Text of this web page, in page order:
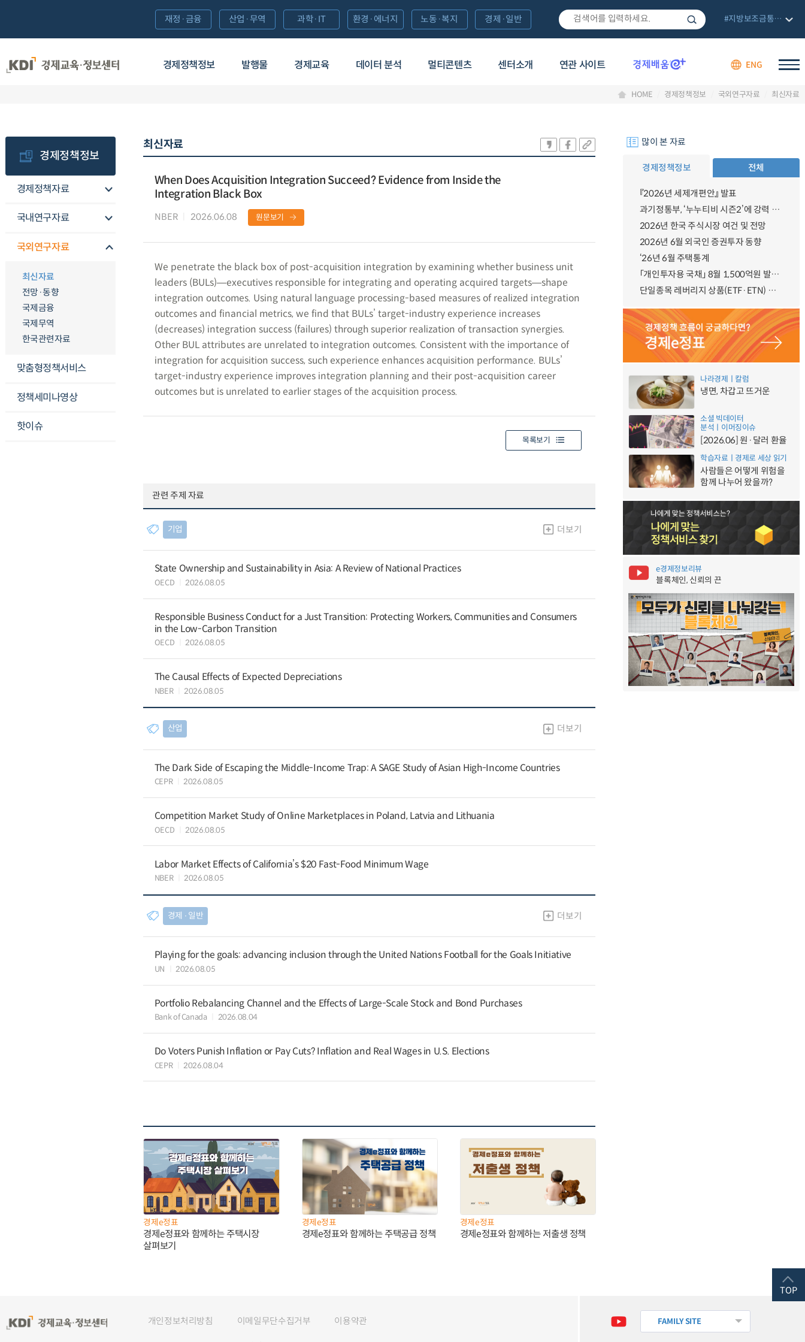
경제정책정보 발행물 경제교육 데이터 분석 멀티콘텐츠 센터소개 연관 사이트 ENG
재정·금융 산업·무역 과학·IT 환경·에너지 노동·복지 경제·일반 #지방보조금통합관리망
HOME 경제정책정보 국외연구자료 최신자료
경제정책정보
경제정책자료
국내연구자료
국외연구자료
최신자료
전망·동향
국제금융
국제무역
한국관련자료
맞춤형정책서비스
정책세미나영상
핫이슈
최신자료
When Does Acquisition Integration Succeed? Evidence from Inside the
Integration Black Box
NBER 2026.06.08 원문보기
We penetrate the black box of post-acquisition integration by examining whether business unit
leaders (BULs)―executives responsible for integrating and operating acquired targets―shape
integration outcomes. Using natural language processing-based measures of realized integration
outcomes and financial metrics, we find that BULs’ target-industry experience increases
(decreases) integration success (failures) through superior realization of transaction synergies.
Other BUL attributes are unrelated to integration outcomes. Consistent with the importance of
integration for acquisition success, such experience enhances acquisition performance. BULs’
target-industry experience improves integration planning and their post-acquisition career
outcomes but is unrelated to earlier stages of the acquisition process.
목록보기
관련 주제 자료
기업 더보기
State Ownership and Sustainability in Asia: A Review of National Practices
OECD 2026.08.05
Responsible Business Conduct for a Just Transition: Protecting Workers, Communities and Consumers
in the Low-Carbon Transition
OECD 2026.08.05
The Causal Effects of Expected Depreciations
NBER 2026.08.05
산업 더보기
The Dark Side of Escaping the Middle-Income Trap: A SAGE Study of Asian High-Income Countries
CEPR 2026.08.05
Competition Market Study of Online Marketplaces in Poland, Latvia and Lithuania
OECD 2026.08.05
Labor Market Effects of California’s $20 Fast-Food Minimum Wage
NBER 2026.08.05
경제 ∙ 일반 더보기
Playing for the goals: advancing inclusion through the United Nations Football for the Goals Initiative
UN 2026.08.05
Portfolio Rebalancing Channel and the Effects of Large-Scale Stock and Bond Purchases
Bank of Canada 2026.08.04
Do Voters Punish Inflation or Pay Cuts? Inflation and Real Wages in U.S. Elections
CEPR 2026.08.04
경제e정표
경제e정표와 함께하는 주택시장
살펴보기
경제e정표
경제e정표와 함께하는 주택공급 정책
경제e정표
경제e정표와 함께하는 저출생 정책
많이 본 자료
경제정책정보 전체
『2026년 세제개편안』 발표
과기정통부, ‘누누티비 시즌2’에 강력 대응 의지 밝혀
2026년 한국 주식시장 여건 및 전망
2026년 6월 외국인 증권투자 동향
‘26년 6월 주택통계
「개인투자용 국채」 8월 1,500억원 발행 예정
단일종목 레버리지 상품(ETF·ETN) 기본예탁금 강화 조기시행 방안 안내
나라경제ㅣ칼럼
냉면, 차갑고 뜨거운
소셜 빅데이터
분석ㅣ이머징이슈
[2026.06] 원·달러 환율
학습자료ㅣ경제로 세상 읽기
사람들은 어떻게 위험을
함께 나누어 왔을까?
e경제정보리뷰
블록체인, 신뢰의 끈
FAMILY SITE
개인정보처리방침 이메일무단수집거부 이용약관
TOP